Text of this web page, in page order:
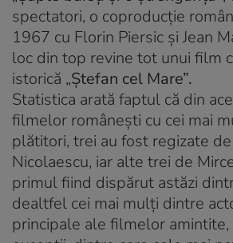
spectatori, o coproducţie
1967 cu Florin Piersic şi Jean
loc din top revine tot unui film
istorică „Ştefan cel Mare”.
Statistica arată faptul că din
filmelor româneşti cu cei mai
plătitori, trei au fost regizate
Nicolaescu, iar alte trei de
primul fiind dispărut astăzi
dealtfel cei mai mulţi dintre
principale ale filmelor amintite,